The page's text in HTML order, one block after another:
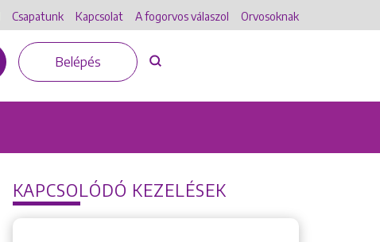
Csapatunk Kapcsolat A fogorvos válaszol Orvosoknak
Belépés
KAPCSOLÓDÓ KEZELÉSEK